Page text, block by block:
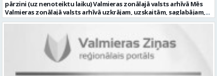
interesantu un atbildīgu darbu un ideju īstenošanas iespējas uz
attīstību vērstā Pašvaldībā; pamatalgu pārbaudes laikā 1258,- EUR
pirms nodokļu nomaksas, pēc pārbaudes laika 1310,- EUR pirms
nodokļu nomaksas; iespēju saņemt atvaļinājuma pabalstu darba un
dzīves līdzsvaram par labu darba sniegumu; darba devēja
līdzfinansētu veselības apdrošināšanu pēc pārbaudes laika beigām,
kā arī citas sociālās garantijas/labumus atbilstoši darba rezultātam
un normatīvajos aktos noteiktajam; profesionālās pilnveidošanās
un izaugsmes iespējas zinošu un atsaucīgu kolēģu komandā. CV,
pārzini (uz nenoteiktu laiku) Valmieras zonālajā valsts arhīvā Mēs
Valmieras zonālajā valsts arhīvā uzkrājam, uzskaitām, saglabājam,
darām pieejamu un popularizējam nacionālo dokumentāro
Valkas, Smiltenes un Limbažu novadi. Aicinām savai komandai
pievienoties čaklu, rūpīgu un atbildīgu kolēģi namu pārziņa amatā,
kurš rūpētos par mūsu darba vietu Valmierā, Cempu ielā 13. Piesakies
un pievienojies mūsu kolektīvam! Mums ir svarīgi, lai Tev ir: • vismaz
vidējā vai vidējā profesionālā izglītība; • profesionāla pieredze